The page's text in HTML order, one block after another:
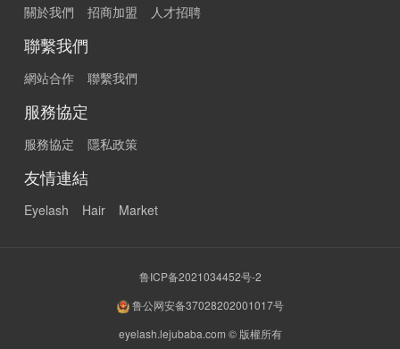
關於我們 招商加盟 人才招聘
聯繫我們
網站合作 聯繫我們
服務協定
服務協定 隱私政策
友情連結
Eyelash Hair Market
鲁ICP备2021034452号-2
鲁公网安备37028202001017号
eyelash.lejubaba.com © 版權所有